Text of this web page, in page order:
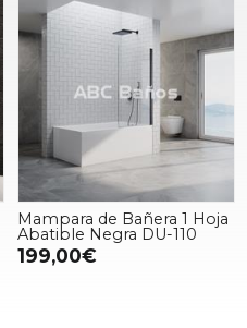
Mampara de Bañera 1 Hoja
Abatible Negra DU-110
199,00€